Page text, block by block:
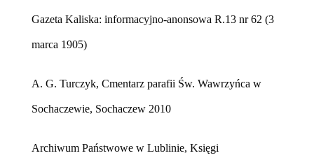
Gazeta Kaliska: informacyjno-anonsowa R.13 nr 62 (3
marca 1905)
A. G. Turczyk, Cmentarz parafii Św. Wawrzyńca w
Sochaczewie, Sochaczew 2010
Archiwum Państwowe w Lublinie, Księgi